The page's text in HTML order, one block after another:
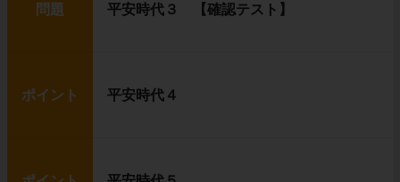
問題 平安時代３ 【確認テスト】
ポイント 平安時代４